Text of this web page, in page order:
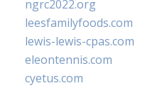
ngrc2022.org
leesfamilyfoods.com
lewis-lewis-cpas.com
eleontennis.com
cyetus.com